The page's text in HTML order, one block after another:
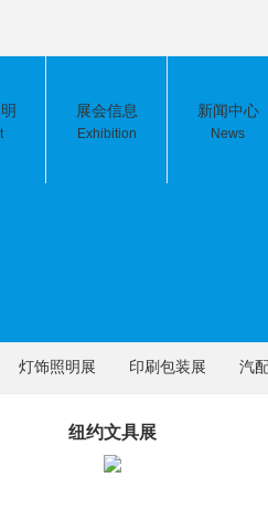
展会信息
Exhibition
新闻中心
News
灯饰照明展 印刷包装展 汽
纽约文具展